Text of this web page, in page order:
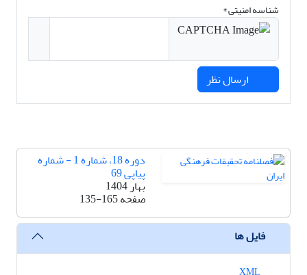
شناسه امنیتی *
دوره 18، شماره 1 - شماره
پیاپی 69
بهار 1404
صفحه135-165
فایل ها